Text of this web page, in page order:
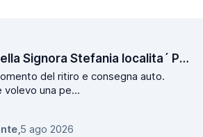
La gentilezza della Signora Stefania localita´ Poggio
del ritiro e consegna auto.
una pe...
,5 ago 2026